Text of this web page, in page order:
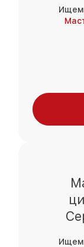
Ищем
Ищем